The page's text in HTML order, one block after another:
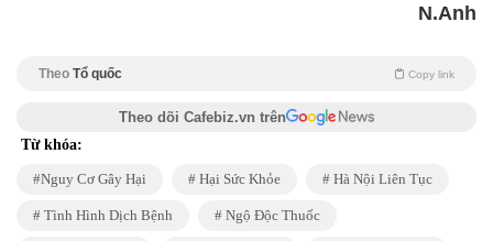
N.Anh
Theo Tổ quốc Copy link
Theo dõi Cafebiz.vn trên
Từ khóa:
Nguy Cơ Gây Hại Hại Sức Khỏe Hà Nội Liên Tục
Tình Hình Dịch Bệnh Ngộ Độc Thuốc